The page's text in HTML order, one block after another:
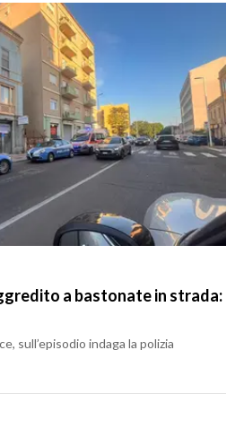
a bastonate in strada:
sull’episodio indaga la polizia